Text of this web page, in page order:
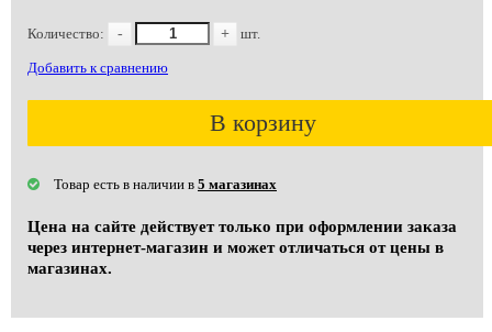
Количество: - + шт.
Добавить к сравнению
В корзину
Товар есть в наличии в 5 магазинах
Цена на сайте действует только при оформлении заказа
через интернет-магазин и может отличаться от цены в
магазинах.